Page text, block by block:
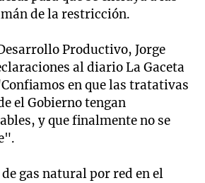
de la restricción.
Productivo, Jorge
al diario La Gaceta
en que las tratativas
el Gobierno tengan
y que finalmente no se
gas natural por red en el